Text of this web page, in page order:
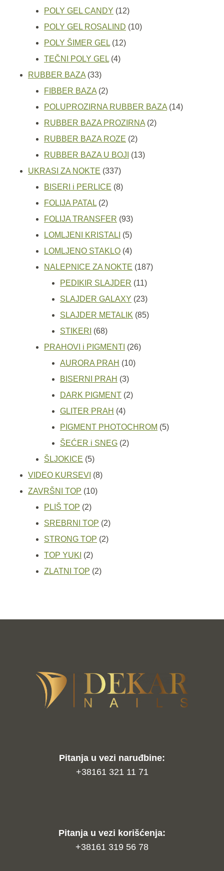
proizvoda
POLY GEL CANDY 1212
proizvoda
POLY GEL ROSALIND 1010
POLY ŠIMER GEL 1212
TEČNI POLY GEL 44
RUBBER BAZA 3333
proizvoda
FIBBER BAZA 22
proizvoda
POLUPROZIRNA RUBBER BAZA 1414
RUBBER BAZA PROZIRNA 22
RUBBER BAZA ROZE 22
proizvoda
RUBBER BAZA U BOJI 1313
UKRASI ZA NOKTE 337337
proizvoda
BISERI i PERLICE 88
FOLIJA PATAL 22
proizvoda
FOLIJA TRANSFER 9393
proizvoda
LOMLJENI KRISTALI 55
proizvoda
LOMLJENO STAKLO 44
proizvoda
NALEPNICE ZA NOKTE 187187
PEDIKIR SLAJDER 1111
proizvoda
SLAJDER GALAXY 2323
proizvoda
SLAJDER METALIK 8585
STIKERI 6868
proizvoda
PRAHOVI i PIGMENTI 2626
AURORA PRAH 1010
BISERNI PRAH 33
proizvoda
DARK PIGMENT 22
GLITER PRAH 44
proizvoda
PIGMENT PHOTOCHROM 55
ŠEĆER i SNEG 22
ŠLJOKICE 55
proizvoda
VIDEO KURSEVI 88
ZAVRŠNI TOP 1010
PLIŠ TOP 22
proizvoda
SREBRNI TOP 22
proizvoda
STRONG TOP 22
TOP YUKI 22
proizvoda
ZLATNI TOP 22
Pitanja u vezi naruđbine:
+38161 321 11 71
Pitanja u vezi korišćenja:
+38161 319 56 78